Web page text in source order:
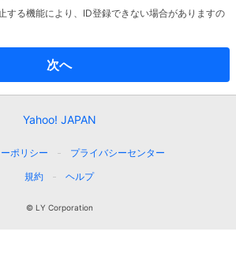
する機能により、ID登録できない場合がありますの
次へ
Yahoo! JAPAN
ポリシー
プライバシーセンター
規約
ヘルプ
© LY Corporation